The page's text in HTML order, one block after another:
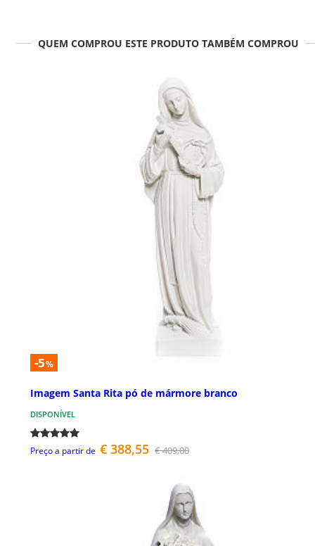
QUEM COMPROU ESTE PRODUTO TAMBÉM COMPROU
-5%
Imagem Santa Rita pó de mármore branco
DISPONÍVEL
Preço a partir de € 388,55 € 409,00